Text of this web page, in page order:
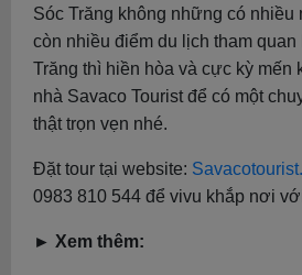
Sóc Trăng không những có nhiều
còn nhiều điểm du lịch tham
Trăng thì hiền hòa và cực kỳ mến
nhà Savaco Tourist để có một
thật trọn vẹn nhé.
Đặt tour tại website:
0983 810 544 để vivu khắp nơi
► Xem thêm: